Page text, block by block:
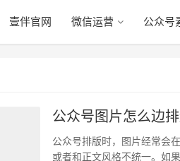
壹伴官网 微信运营 公众号
公众号图片怎么边
公众号排版时，图片经常会
或者和正文风格不统一。如